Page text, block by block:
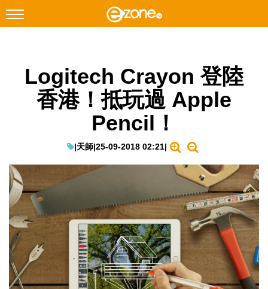
Facebook Instagram
科技焦點
教學評測
EduTech
IT Times
生成式AI與雲端應用
Enterprise Digital Transformation
特集
Logitech Crayon 登陸
香港！抵玩過 Apple
Pencil！
|天師|25-09-2018 02:21|